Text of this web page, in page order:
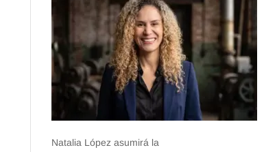
Natalia López asumirá la